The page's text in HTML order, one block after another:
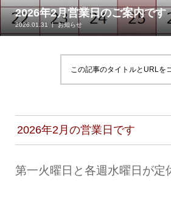
2026年2月営業日のご案内です
2026.01.31 お知らせ
この記事のタイトルとURLを
2026年2月の営業日です
第一火曜日と各週水曜日が定